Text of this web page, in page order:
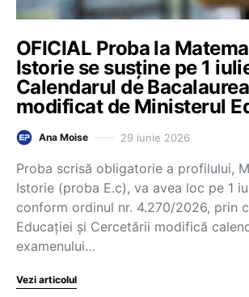
OFICIAL Proba la
Istorie se susține pe 1
Calendarul de
modificat de Ministerul
Ana Moise 29 iunie 2026
Proba scrisă obligatorie a profilului,
Istorie (proba E.c), va avea loc pe 1
conform ordinul nr. 4.270/2026, prin
Educației și Cercetării modifică
examenului…
Vezi articolul